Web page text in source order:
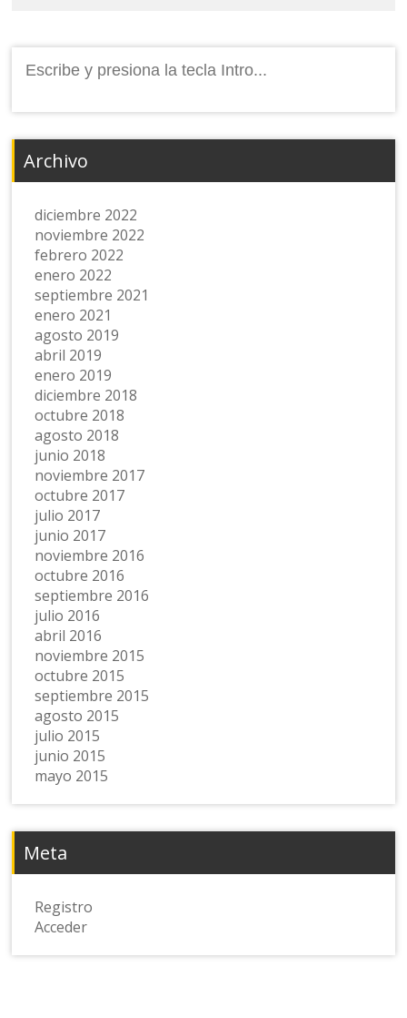
Archivo
diciembre 2022
noviembre 2022
febrero 2022
enero 2022
septiembre 2021
enero 2021
agosto 2019
abril 2019
enero 2019
diciembre 2018
octubre 2018
agosto 2018
junio 2018
noviembre 2017
octubre 2017
julio 2017
junio 2017
noviembre 2016
octubre 2016
septiembre 2016
julio 2016
abril 2016
noviembre 2015
octubre 2015
septiembre 2015
agosto 2015
julio 2015
junio 2015
mayo 2015
Meta
Registro
Acceder